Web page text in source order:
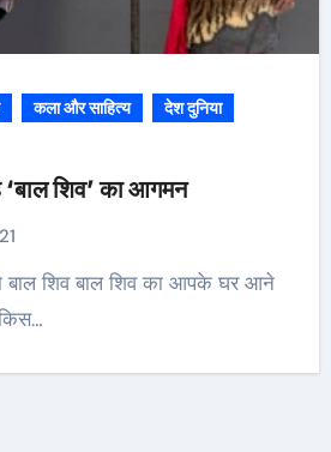
कला और साहित्य
देश दुनिया
शिव’ का आगमन